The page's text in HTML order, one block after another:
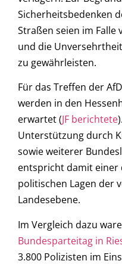
Sicherheitsbedenken
Straßen seien im Falle
und die
zu gewährleisten.
Für das Treffen der
werden in den
erwartet (JF berichtete
Unterstützung durch
sowie weiterer
entspricht damit einer
politischen Lagen der
Landesebene.
Im Vergleich dazu
Bundesparteitag in
3.800 Polizisten im